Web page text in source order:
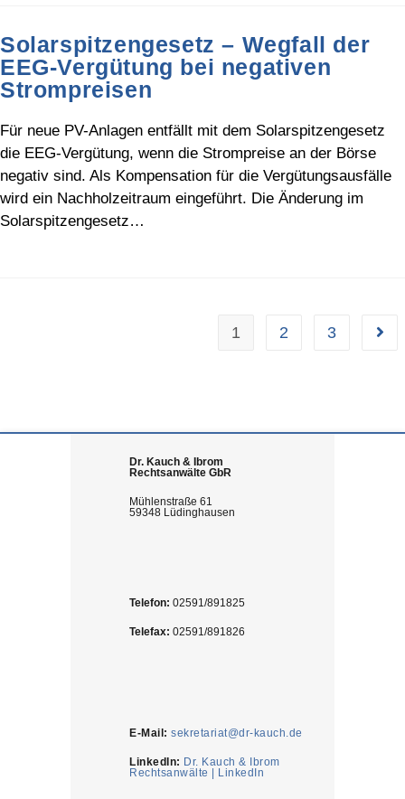
Solarspitzengesetz – Wegfall der
EEG-Vergütung bei negativen
Strompreisen
Für neue PV-Anlagen entfällt mit dem Solarspitzengesetz
die EEG-Vergütung, wenn die Strompreise an der Börse
negativ sind. Als Kompensation für die Vergütungsausfälle
wird ein Nachholzeitraum eingeführt. Die Änderung im
Solarspitzengesetz…
1 2 3 Go
Dr. Kauch & Ibrom
Rechtsanwälte GbR
Mühlenstraße 61
59348 Lüdinghausen
Telefon: 02591/891825
Telefax: 02591/891826
E-Mail: sekretariat@dr-kauch.de
LinkedIn: Dr. Kauch & Ibrom
Rechtsanwälte | LinkedIn